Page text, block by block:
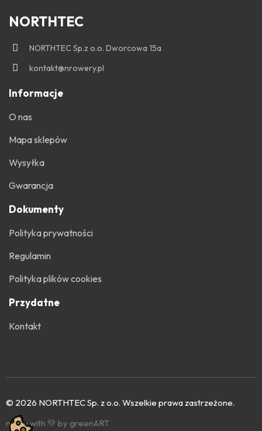
NORTHTEC
NORTHTEC Sp.z o.o. Dworcowa 15a
kontakt@nrowery.pl
Informacje
O nas
Mapa sklepów
Wysyłka
Gwarancja
Dokumenty
Polityka prywatności
Regulamin
Polityka plików cookies
Przydatne
Kontakt
© 2026 NORTHTEC Sp. z o.o. Wszelkie prawa zastrzeżone.
made with 💚 by greenART